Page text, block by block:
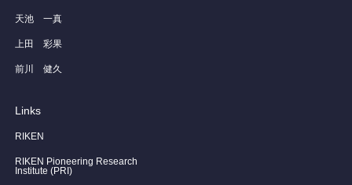
天池 一真
上田 彩果
前川 健久
Links
RIKEN
RIKEN Pioneering Research
Institute (PRI)